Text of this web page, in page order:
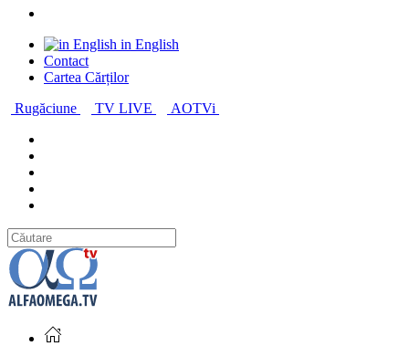
in English
Contact
Cartea Cărților
Rugăciune
TV LIVE AOTVi